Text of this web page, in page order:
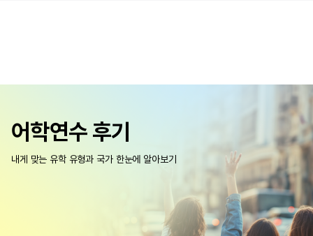
어학연수 후기
내게 맞는 유학 유형과 국가 한눈에 알아보기